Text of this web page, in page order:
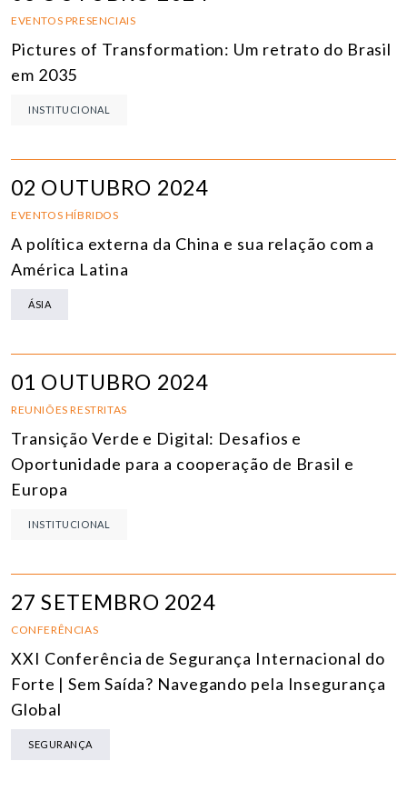
EVENTOS PRESENCIAIS
Pictures of Transformation: Um retrato do Brasil
em 2035
INSTITUCIONAL
02 OUTUBRO 2024
EVENTOS HÍBRIDOS
A política externa da China e sua relação com a
América Latina
ÁSIA
01 OUTUBRO 2024
REUNIÕES RESTRITAS
Transição Verde e Digital: Desafios e
Oportunidade para a cooperação de Brasil e
Europa
INSTITUCIONAL
27 SETEMBRO 2024
CONFERÊNCIAS
XXI Conferência de Segurança Internacional do
Forte | Sem Saída? Navegando pela Insegurança
Global
SEGURANÇA